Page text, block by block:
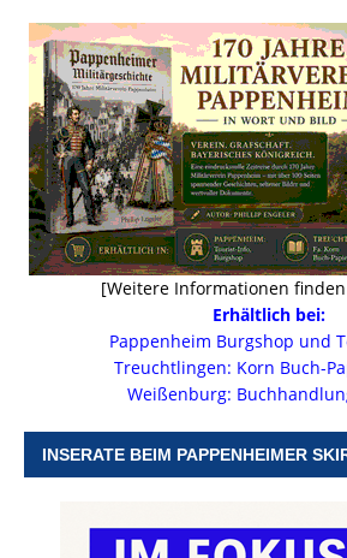
[Weitere Informationen
Erhältlich bei:
Pappenheim Burgshop und
Treuchtlingen: Korn Buch-
Weißenburg:
INSERATE BEIM PAPPENHEIMER